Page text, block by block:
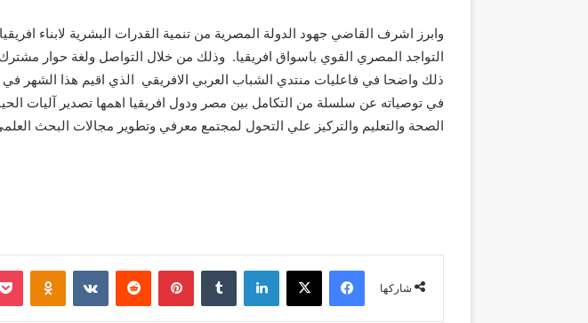
وابرز اشرف القاضي جهود الدولة المصرية من تنمية القدرات البشرية لابناء
التواجد المصري القوي باسواق افريقيا. وذلك من خلال التواصل ولغة حوار
ذلك واضحا في فاعليات منتدي الشباب العربي الافريقي الذي اقيم هذا الشهر
في توصياته عن سلسلة من التكامل بين مصر ودول افريقيا اهمها تصدير آليات
الصحة والتعليم والتركيز علي التحول لمجتمع معرفي وتطوير مجالات البحث العلمي
شاركها
فيسبوك ‫X لينكدإن بينتيريست